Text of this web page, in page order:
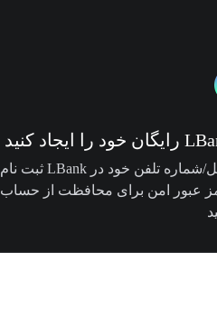
با آدرس ایمیل/شماره تلفن خود در LBank ثبت نام
عبور امن برای محافظت از حساب